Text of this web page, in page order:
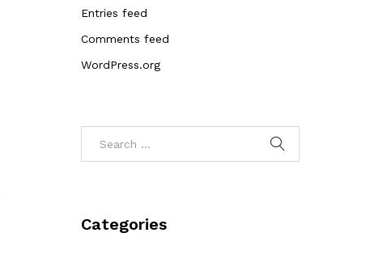
Entries feed
Comments feed
WordPress.org
Categories